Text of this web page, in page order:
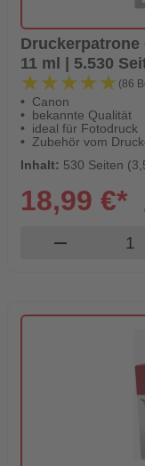
Druckerpatrone
11 ml | 5.530
★★★★★
★★★★★ (86
Canon
bekannte Qualität
ideal für Fotodruck
Zubehör vom
Inhalt: 530 Seiten
18,99 €*
remove